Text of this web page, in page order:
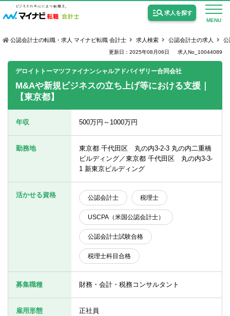
MENU
求人を探す
公認会計士試験合格向けの求人
USCPA（米国公認会計士）の求人
女性会計士の転職
個別転職相談会・セミナー
転職お役立ち情報
ご利用ガイド
サービス紹介
公認会計士の転職・求人 マイナビ転職 会計士 求人検索 公認会計士の求人 公
更新日：2025年08月06日 求人No_10044089
デロイトトーマツファイナンシャルアドバイザリー合同会社
M&Aや新規ビジネスの立ち上げ等における支援｜
【東京都】
年収 500万円～1000万円
勤務地
東京都 千代田区 丸の内3-2-3 丸の内二重橋
ビルディング／東京都 千代田区 丸の内3-3-
1 新東京ビルディング
活かせる資格 公認会計士 税理士
USCPA（米国公認会計士）
公認会計士試験合格
税理士科目合格
募集職種 財務・会計・税務コンサルタント
雇用形態 正社員